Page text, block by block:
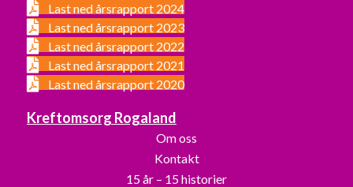
Last ned årsrapport 2024
Last ned årsrapport 2023
Last ned årsrapport 2022
Last ned årsrapport 2021
Last ned årsrapport 2020
Kreftomsorg Rogaland
Om oss
Kontakt
15 år – 15 historier